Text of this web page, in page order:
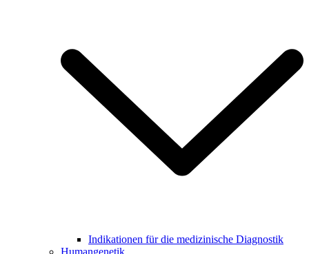
Indikationen für die medizinische Diagnostik